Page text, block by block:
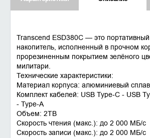
Transcend ESD380C — это
накопитель, исполненный в прочном
прорезиненным покрытием зелёного
милитари.
Технические характеристики:
Материал корпуса: алюминиевый сплав
Комплект кабелей: USB Type-C - USB
- Type-A
Объем: 2TB
Скорость чтения (макс.): до 2 000 MБ/с
Скорость записи (макс.): до 2 000 MБ/с